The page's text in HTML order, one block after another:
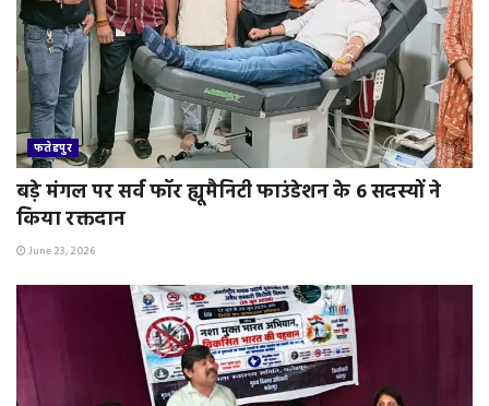
फतेहपुर
बड़े मंगल पर सर्व फॉर ह्यूमैनिटी फाउंडेशन के 6 सदस्यों ने
किया रक्तदान
June 23, 2026